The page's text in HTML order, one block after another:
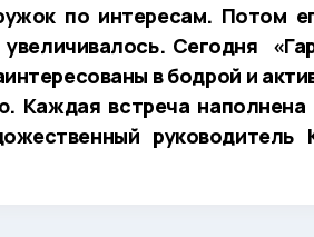
по интересам. Потом
увеличивалось. Сегодня
в бодрой и
Каждая встреча